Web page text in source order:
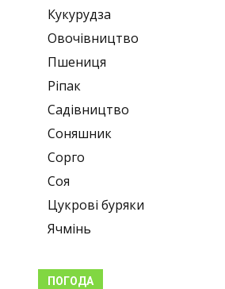
Кукурудза
Овочівництво
Пшениця
Ріпак
Садівництво
Соняшник
Сорго
Соя
Цукрові буряки
Ячмінь
ПОГОДА